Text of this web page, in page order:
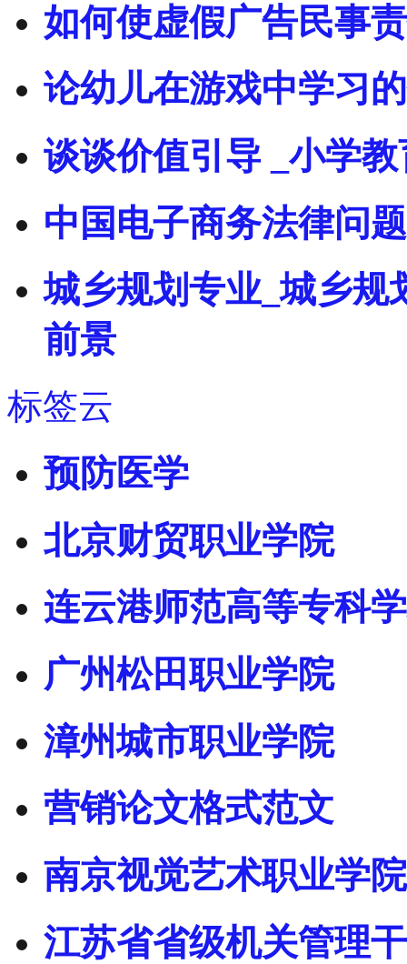
如何使虚假广告民事
论幼儿在游戏中学习
谈谈价值引导 _小学
中国电子商务法律问
城乡规划专业_城乡规
前景
标签云
预防医学
北京财贸职业学院
连云港师范高等专科
广州松田职业学院
漳州城市职业学院
营销论文格式范文
南京视觉艺术职业学院
江苏省省级机关管理